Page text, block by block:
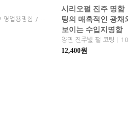
비코팅명함 / 코팅명함 / 막명함 / 영업용명함 / 저렴한명함 / 뿌리는명함
시리오펄 진주 명함
팅의 매혹적인 광채
보이는 수입지명함
12,400원